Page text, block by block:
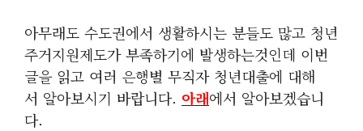
아무래도 수도권에서 생활하시는 분들도 많고 청년
주거지원제도가 부족하기에 발생하는것인데 이번
글을 읽고 여러 은행별 무직자 청년대출에 대해
서 알아보시기 바랍니다. 아래에서 알아보겠습니
다.